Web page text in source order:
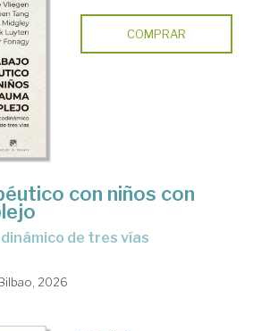
COMPRAR
con niños con
de tres vías
2026